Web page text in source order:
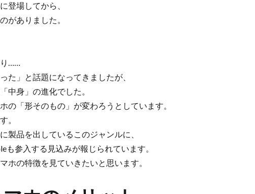
登場してから、
がありました。
り……
た」と話題になってきましたが、
中身」の進化でした。
の「形そのもの」が変わろうとしています。
。
製品を出しているこのジャンルに、
も参入する見込みが報じられています。
ホの特徴を見ていきたいと思います。